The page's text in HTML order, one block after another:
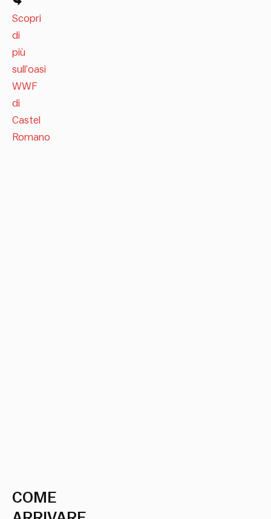
Scopri
di
più
sull’oasi
WWF
di
Castel
Romano
COME